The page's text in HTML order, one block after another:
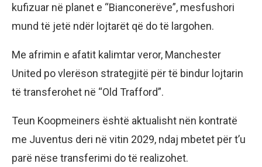
kufizuar në planet e “Bianconerëve”, mesfushori
mund të jetë ndër lojtarët që do të largohen.
Me afrimin e afatit kalimtar veror, Manchester
United po vlerëson strategjitë për të bindur lojtarin
të transferohet në “Old Trafford”.
Teun Koopmeiners është aktualisht nën kontratë
me Juventus deri në vitin 2029, ndaj mbetet për t’u
parë nëse transferimi do të realizohet.